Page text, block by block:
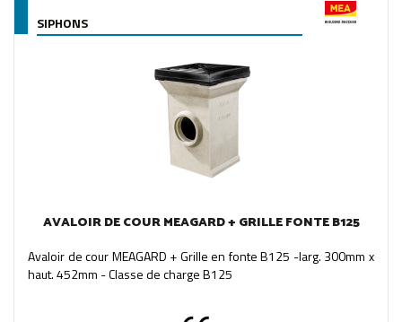
SIPHONS
AVALOIR DE COUR MEAGARD + GRILLE FONTE B125
Avaloir de cour MEAGARD + Grille en fonte B125 -larg. 300mm x
haut. 452mm - Classe de charge B125